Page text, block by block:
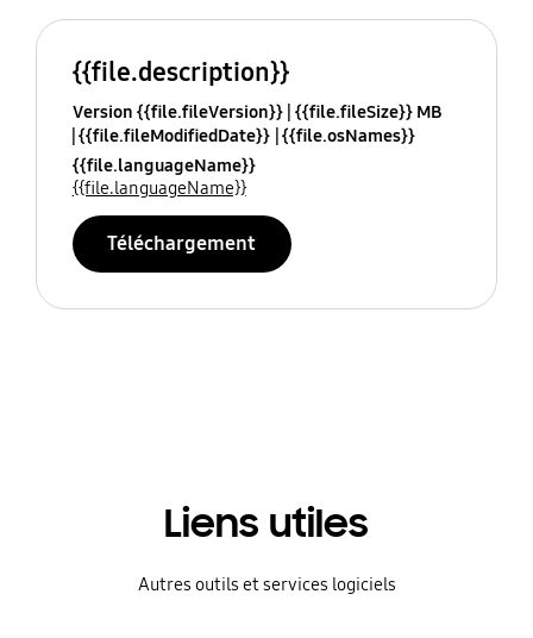
{{file.description}}
Version {{file.fileVersion}} {{file.fileSize}} MB
{{file.fileModifiedDate}} {{file.osNames}}
{{file.languageName}}
{{file.languageName}}
Téléchargement
Liens utiles
Autres outils et services logiciels